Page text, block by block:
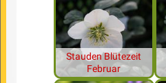
Stauden Blütezeit
Februar